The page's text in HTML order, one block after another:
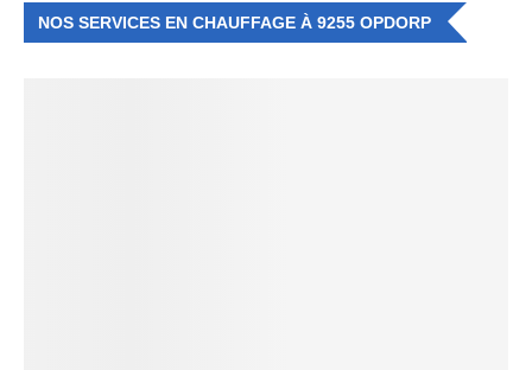
NOS SERVICES EN CHAUFFAGE À 9255 OPDORP